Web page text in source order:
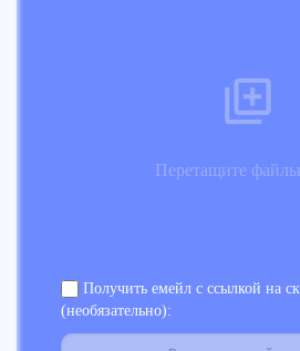
Перетащите
Получить емейл с ссылкой на
(необязательно):